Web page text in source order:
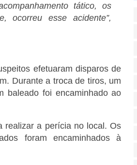
tático, os
ocorreu esse acidente”,
efetuaram disparos de
Durante a troca de tiros, um
baleado foi encaminhado ao
realizar a perícia no local. Os
foram encaminhados à